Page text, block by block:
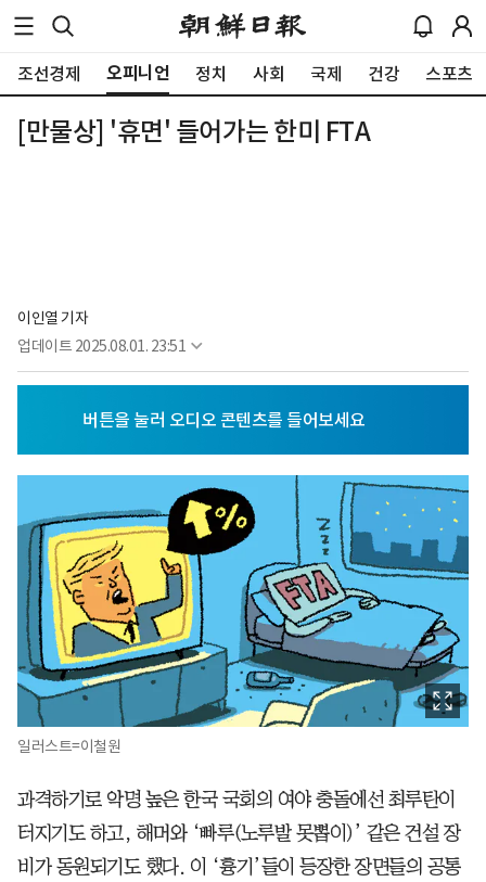
조선경제 오피니언 정치 사회 국제 건강 스포츠
[만물상] '휴면' 들어가는 한미 FTA
이인열 기자
업데이트 2025.08.01. 23:51
일러스트=이철원
과격하기로 악명 높은 한국 국회의 여야 충돌에선 최루탄이
터지기도 하고, 해머와 ‘빠루(노루발 못뽑이)’ 같은 건설 장
비가 동원되기도 했다. 이 ‘흉기’들이 등장한 장면들의 공통